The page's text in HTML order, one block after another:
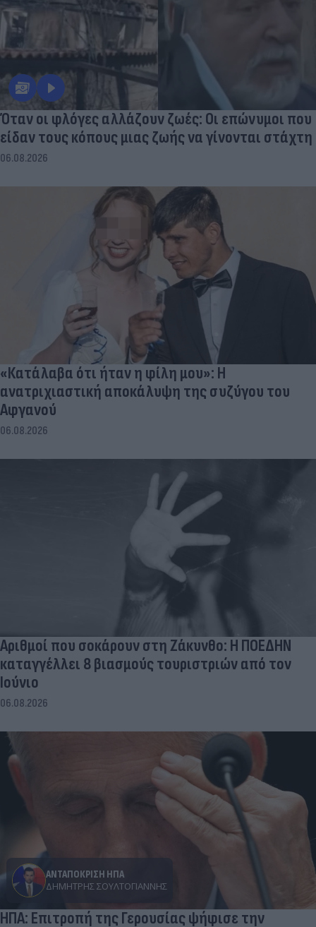
Όταν οι φλόγες αλλάζουν ζωές: Οι επώνυμοι που
είδαν τους κόπους μιας ζωής να γίνονται στάχτη
06.08.2026
«Κατάλαβα ότι ήταν η φίλη μου»: Η
ανατριχιαστική αποκάλυψη της συζύγου του
Αφγανού
06.08.2026
Αριθμοί που σοκάρουν στη Ζάκυνθο: Η ΠΟΕΔΗΝ
καταγγέλλει 8 βιασμούς τουριστριών από τον
Ιούνιο
06.08.2026
ΑΝΤΑΠΟΚΡΙΣΗ ΗΠΑ
ΔΗΜΉΤΡΗΣ ΣΟΥΛΤΟΓΙΆΝΝΗΣ
ΗΠΑ: Επιτροπή της Γερουσίας ψήφισε την